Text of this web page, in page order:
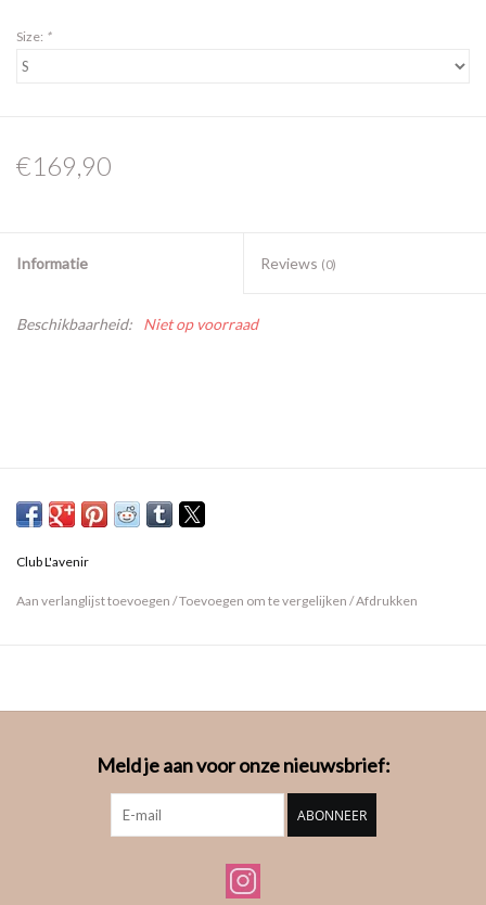
Size: *
€169,90
Informatie Reviews (0)
Beschikbaarheid: Niet op voorraad
Club L'avenir
Aan verlanglijst toevoegen /Toevoegen om te vergelijken /Afdrukken
Meld je aan voor onze nieuwsbrief:
ABONNEER